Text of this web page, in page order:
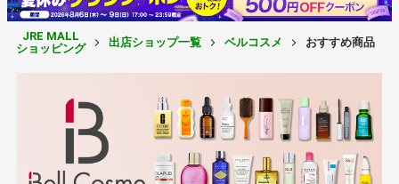
JRE MALL
ショッピング
出店ショップ一覧 ベルコスメ おすすめ商品